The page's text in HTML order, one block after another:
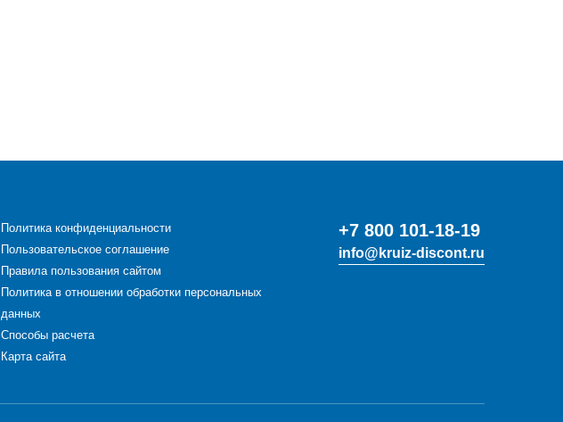
Политика конфиденциальности
Пользовательское соглашение
Правила пользования сайтом
Политика в отношении обработки персональных
данных
Способы расчета
Карта сайта
+7 800 101-18-19
info@kruiz-discont.ru